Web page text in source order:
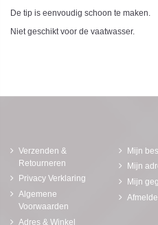
De tip is eenvoudig schoon te maken.
Niet geschikt voor de vaatwasser.
Verzenden &
Retourneren
Privacy Verklaring
Algemene
Voorwaarden
Adres & Winkel
Mijn
Mijn
Mijn